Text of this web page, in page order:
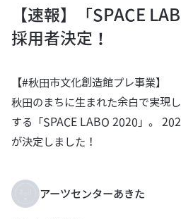
【速報】「SPACE
採用者決定！
【#秋田市文化創造館プレ事業】
秋田のまちに生まれた余白で実現
する「SPACE LABO 2020」。
が決定しました！
アーツセンターあきた